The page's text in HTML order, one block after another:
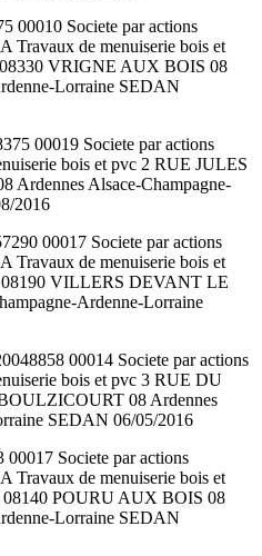
00010 Societe par actions
Travaux de menuiserie bois et
VRIGNE AUX BOIS 08
Lorraine SEDAN
00019 Societe par actions
bois et pvc 2 RUE JULES
Alsace-Champagne-
2016
00017 Societe par actions
Travaux de menuiserie bois et
VILLERS DEVANT LE
Ardenne-Lorraine
00014 Societe par actions
bois et pvc 3 RUE DU
08 Ardennes
SEDAN 06/05/2016
Societe par actions
Travaux de menuiserie bois et
POURU AUX BOIS 08
Lorraine SEDAN